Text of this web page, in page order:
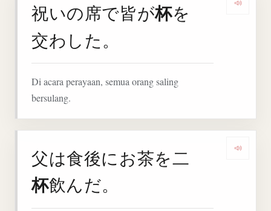
祝いの席で皆が杯を
交わした。
Di acara perayaan, semua orang saling
bersulang.
父は食後にお茶を二
杯飲んだ。